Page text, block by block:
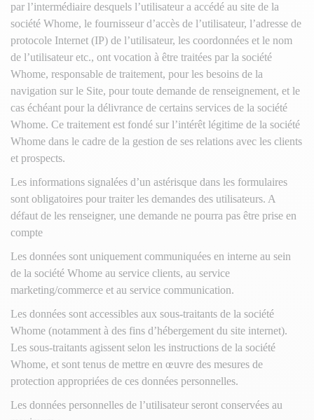
par l’intermédiaire desquels l’utilisateur a accédé au site de la
société Whome, le fournisseur d’accès de l’utilisateur, l’adresse de
protocole Internet (IP) de l’utilisateur, les coordonnées et le nom
de l’utilisateur etc., ont vocation à être traitées par la société
Whome, responsable de traitement, pour les besoins de la
navigation sur le Site, pour toute demande de renseignement, et le
cas échéant pour la délivrance de certains services de la société
Whome. Ce traitement est fondé sur l’intérêt légitime de la société
Whome dans le cadre de la gestion de ses relations avec les clients
et prospects.
Les informations signalées d’un astérisque dans les formulaires
sont obligatoires pour traiter les demandes des utilisateurs. A
défaut de les renseigner, une demande ne pourra pas être prise en
compte
Les données sont uniquement communiquées en interne au sein
de la société Whome au service clients, au service
marketing/commerce et au service communication.
Les données sont accessibles aux sous-traitants de la société
Whome (notamment à des fins d’hébergement du site internet).
Les sous-traitants agissent selon les instructions de la société
Whome, et sont tenus de mettre en œuvre des mesures de
protection appropriées de ces données personnelles.
Les données personnelles de l’utilisateur seront conservées au